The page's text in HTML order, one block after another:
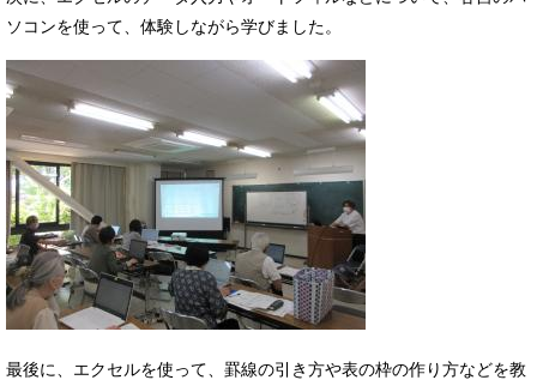
ソコンを使って、体験しながら学びました。
最後に、エクセルを使って、罫線の引き方や表の枠の作り方などを教